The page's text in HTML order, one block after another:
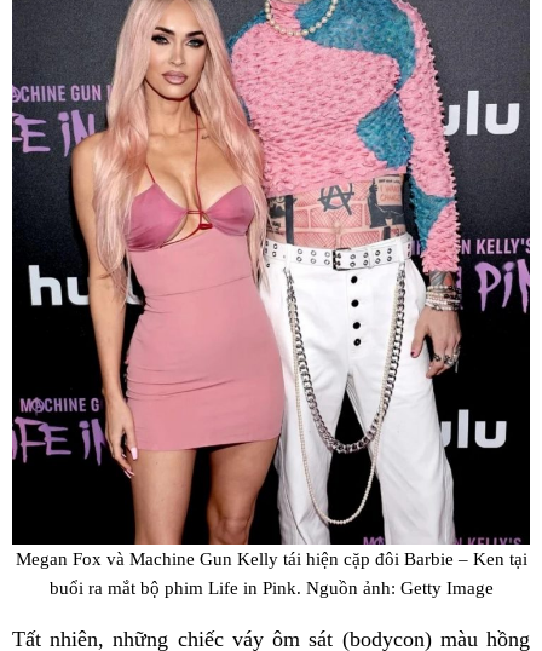
Megan Fox và Machine Gun Kelly tái hiện cặp đôi Barbie – Ken tại
buổi ra mắt bộ phim Life in Pink. Nguồn ảnh: Getty Image
Tất nhiên, những chiếc váy ôm sát (bodycon) màu hồng